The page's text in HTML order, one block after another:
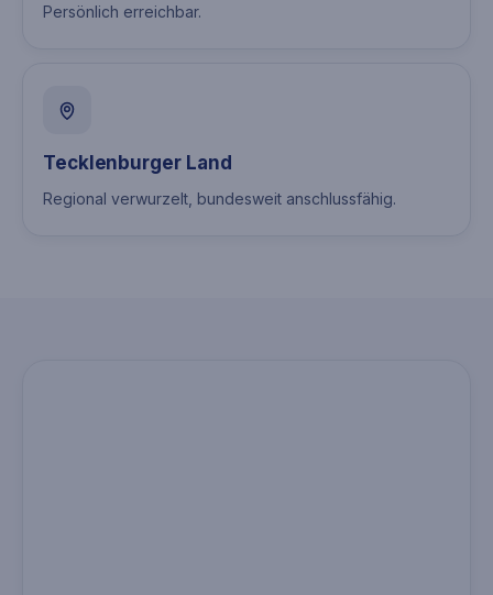
Persönlich erreichbar.
Tecklenburger Land
Regional verwurzelt, bundesweit anschlussfähig.